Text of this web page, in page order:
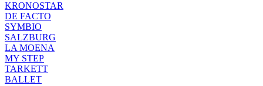
KRONOSTAR
DE FACTO
SYMBIO
SALZBURG
LA MOENA
MY STEP
TARKETT
BALLET